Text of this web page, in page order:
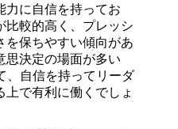
力に自信を持ってお
比較的高く、プレッシ
を保ちやすい傾向があ
思決定の場面が多い
、自信を持ってリーダ
上で有利に働くでしょ